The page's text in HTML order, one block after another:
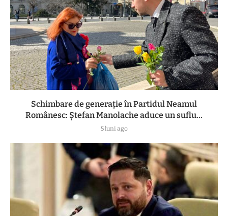
Schimbare de generație în Partidul Neamul
Românesc: Ștefan Manolache aduce un suflu...
5 luni ago